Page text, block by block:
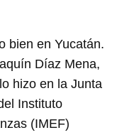
bien en Yucatán.
Díaz Mena,
hizo en la Junta
Instituto
(IMEF)